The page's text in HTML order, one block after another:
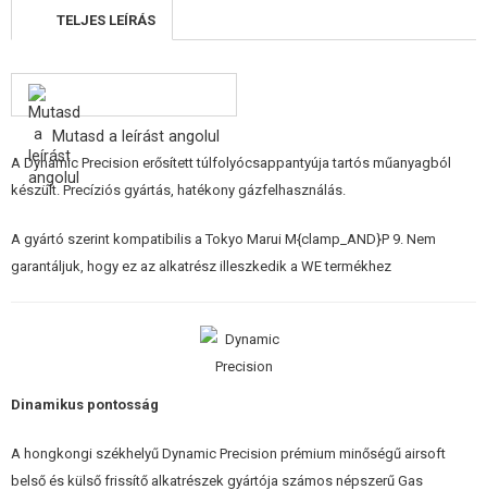
FEGYVER JAVÍTÁS ÉS KARBANTARTÁS
CÉLOK, LŐLAP
OUTDOOR, BUSHCRAFT
HÍREK
KEDVEZMÉNYEK
TELJES LEÍRÁS
Mutasd a leírást angolul
A Dynamic Precision erősített túlfolyócsappantyúja tartós műanyagból
készült. Precíziós gyártás, hatékony gázfelhasználás.
A gyártó szerint kompatibilis a Tokyo Marui M{clamp_AND}P 9. Nem
garantáljuk, hogy ez az alkatrész illeszkedik a WE termékhez
Dinamikus pontosság
A hongkongi székhelyű Dynamic Precision prémium minőségű airsoft
belső és külső frissítő alkatrészek gyártója számos népszerű Gas